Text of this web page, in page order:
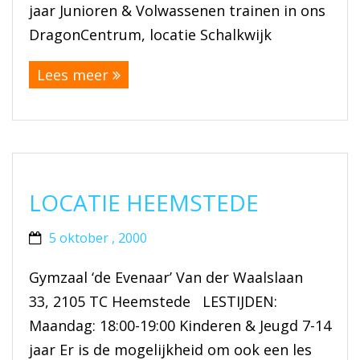
jaar Junioren & Volwassenen trainen in ons
DragonCentrum, locatie Schalkwijk
Lees meer
LOCATIE HEEMSTEDE
5 oktober , 2000
Gymzaal ‘de Evenaar’ Van der Waalslaan
33, 2105 TC Heemstede LESTIJDEN:
Maandag: 18:00-19:00 Kinderen & Jeugd 7-14
jaar Er is de mogelijkheid om ook een les